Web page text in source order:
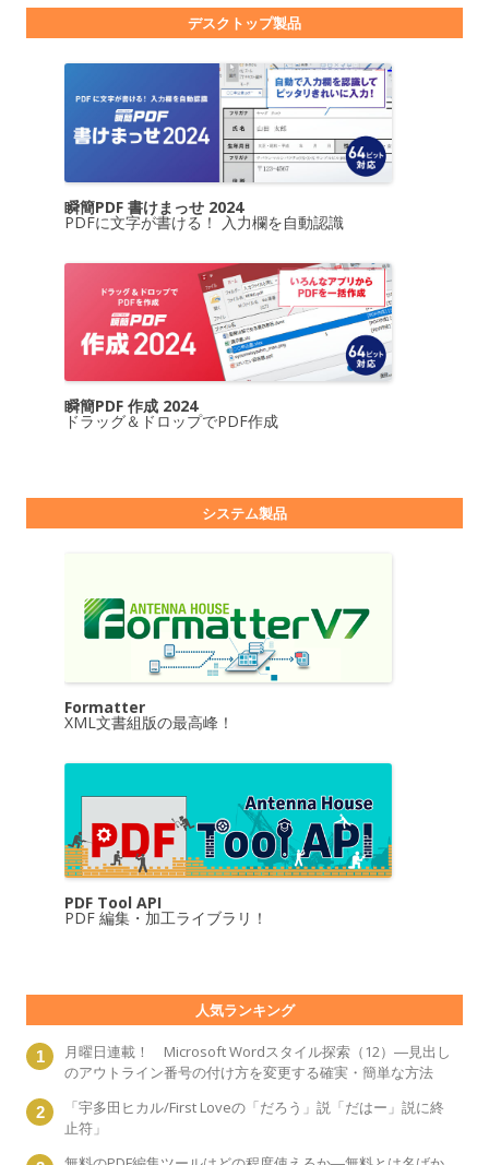
デスクトップ製品
瞬簡PDF 書けまっせ 2024
PDFに文字が書ける！ 入力欄を自動認識
瞬簡PDF 作成 2024
ドラッグ＆ドロップでPDF作成
システム製品
Formatter
XML文書組版の最高峰！
PDF Tool API
PDF 編集・加工ライブラリ！
人気ランキング
月曜日連載！ Microsoft Wordスタイル探索（12）―見出し
のアウトライン番号の付け方を変更する確実・簡単な方法
「宇多田ヒカル/First Loveの「だろう」説「だはー」説に終
止符」